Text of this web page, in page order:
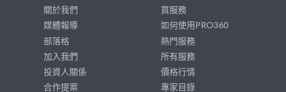
關於我們
媒體報導
部落格
加入我們
投資人關係
合作提案
買服務
如何使用PRO360
熱門服務
所有服務
價格行情
專家目錄